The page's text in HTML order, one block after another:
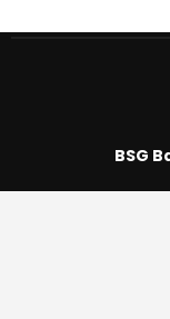
BSG